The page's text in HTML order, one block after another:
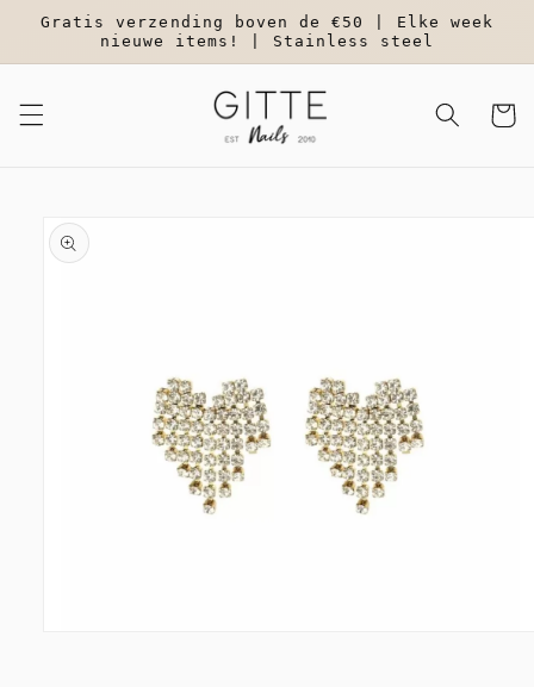
naar de
content
Gratis verzending boven de €50 | Elke week
nieuwe items! | Stainless steel
direct naar